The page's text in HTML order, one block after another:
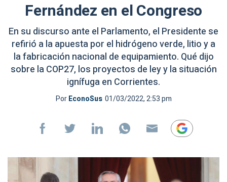
Fernández en el Congreso
En su discurso ante el Parlamento, el Presidente se
refirió a la apuesta por el hidrógeno verde, litio y a
la fabricación nacional de equipamiento. Qué dijo
sobre la COP27, los proyectos de ley y la situación
ignífuga en Corrientes.
PorEconoSus 01/03/2022, 2:53 pm